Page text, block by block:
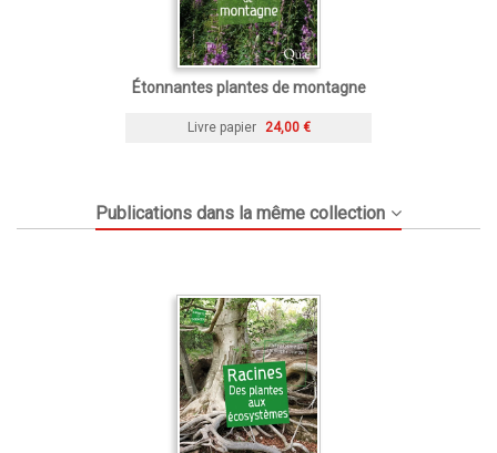
Étonnantes plantes de montagne
Livre papier 24,00 €
Publications dans la même collection